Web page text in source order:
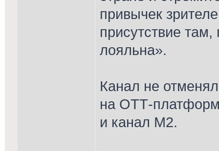
привычек
присутствие
лояльна».
Канал не
на ОТТ-
и канал М2.